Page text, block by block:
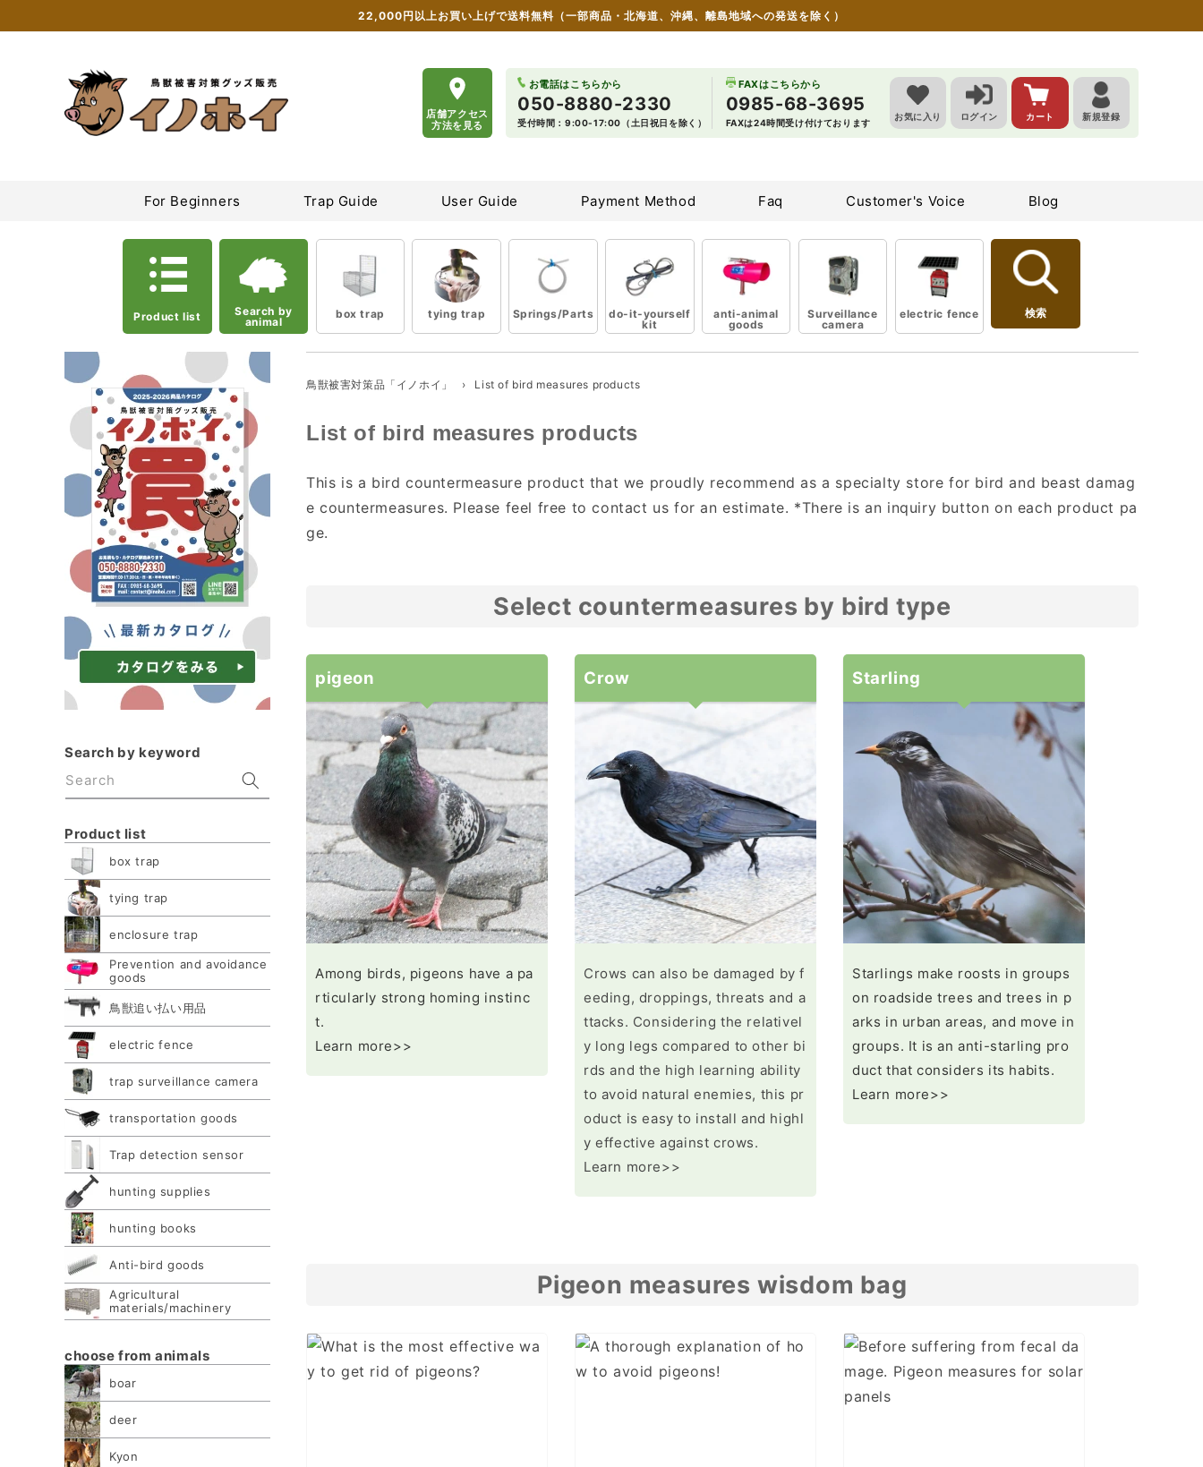
content
22,000円以上お買い上げで送料無料 （一部商品・北海道、沖縄、離島地域への発送を除く）
店舗アクセス
方法を見る
お電話はこちらから
050-8880-2330
受付時間：9:00-17:00（土日祝日を除く）
FAXはこちらから
0985-68-3695
FAXは24時間受け付けております
お気に入り ログイン カート 新規登録
For Beginners Trap Guide User Guide Payment Method Faq Customer's Voice Blog
Product list
Search by
animal
box trap tying trap Springs/Parts
do-it-yourself
kit
anti-animal
goods
Surveillance
camera
electric fence 検索
Search by keyword
Search
Product list
box trap
tying trap
enclosure trap
Prevention and avoidance
goods
鳥獣追い払い用品
electric fence
trap surveillance camera
transportation goods
Trap detection sensor
hunting supplies
hunting books
Anti-bird goods
Agricultural
materials/machinery
choose from animals
boar
deer
Kyon
鳥獣被害対策品「イノホイ」 › List of bird measures products
C
l
l
n
List of bird measures products
This is a bird countermeasure product that we proudly recommend as a specialty store for bird and beast damag
e countermeasures. Please feel free to contact us for an estimate. *There is an inquiry button on each product pa
ge.
Select countermeasures by bird type
pigeon
Among birds, pigeons have a pa
rticularly strong homing instinc
t.
Learn more>>
Crow
Crows can also be damaged by f
eeding, droppings, threats and a
ttacks. Considering the relativel
y long legs compared to other bi
rds and the high learning ability
to avoid natural enemies, this pr
oduct is easy to install and highl
y effective against crows.
Learn more>>
Starling
Starlings make roosts in groups
on roadside trees and trees in p
arks in urban areas, and move in
groups. It is an anti-starling pro
duct that considers its habits.
Learn more>>
Pigeon measures wisdom bag